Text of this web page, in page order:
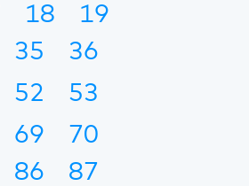
18
19
35
36
52
53
69
70
86
87